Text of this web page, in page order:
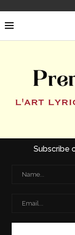
Subscribe